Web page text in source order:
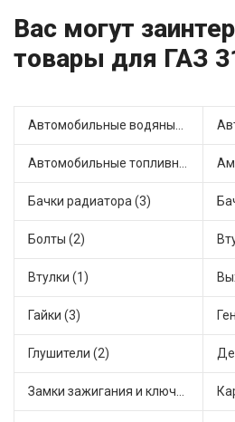
Вас могут
товары для ГАЗ
Автомобильные водяные насосы (5)
Автомобильные топливные насосы (10)
Бачки радиатора (3)
Болты (2)
Втулки (1)
Гайки (3)
Глушители (2)
Замки зажигания и ключи (3)